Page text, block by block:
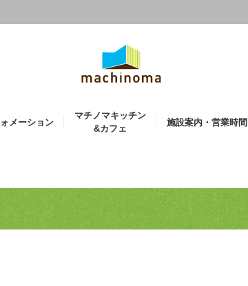
メーション
マチノマキッチン
&カフェ
施設案内・営業時間